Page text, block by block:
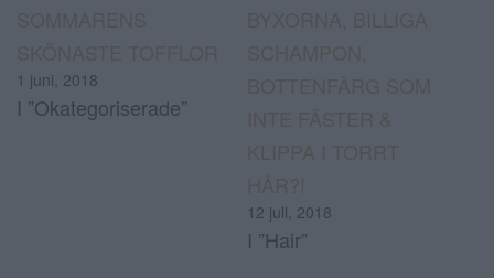
1 juni, 2018
I ”Okategoriserade”
12 juli, 2018
I ”Hair”